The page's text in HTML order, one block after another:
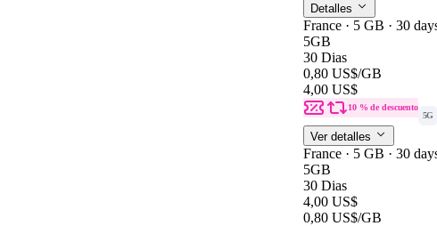
Detalles
France · 5 GB · 30
5GB
30 Dias
0,80 US$/GB
4,00 US$
10 % de descuento
5G
Ver detalles
France · 5 GB · 30
5GB
30 Dias
4,00 US$
0,80 US$/GB